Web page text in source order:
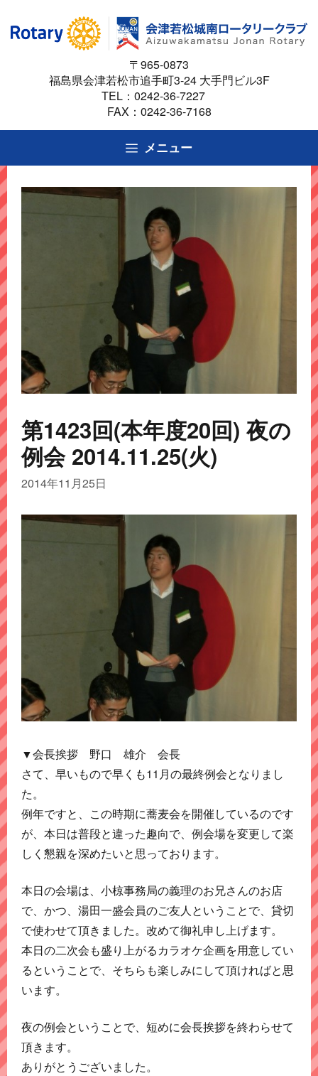
ス
ッ
プ
〒965-0873
福島県会津若松市追手町3-24 大手門ビル3F
TEL： 0242-36-7227
FAX：0242-36-7168
メニュー
第1423回(本年度20回) 夜の
例会 2014.11.25(火)
2014年11月25日
▼会長挨拶 野口 雄介 会長
さて、早いもので早くも11月の最終例会となりまし
た。
例年ですと、この時期に蕎麦会を開催しているのです
が、本日は普段と違った趣向で、例会場を変更して楽
しく懇親を深めたいと思っております。
本日の会場は、小椋事務局の義理のお兄さんのお店
で、かつ、湯田一盛会員のご友人ということで、貸切
で使わせて頂きました。改めて御礼申し上げます。
本日の二次会も盛り上がるカラオケ企画を用意してい
るということで、そちらも楽しみにして頂ければと思
います。
夜の例会ということで、短めに会長挨拶を終わらせて
頂きます。
ありがとうございました。